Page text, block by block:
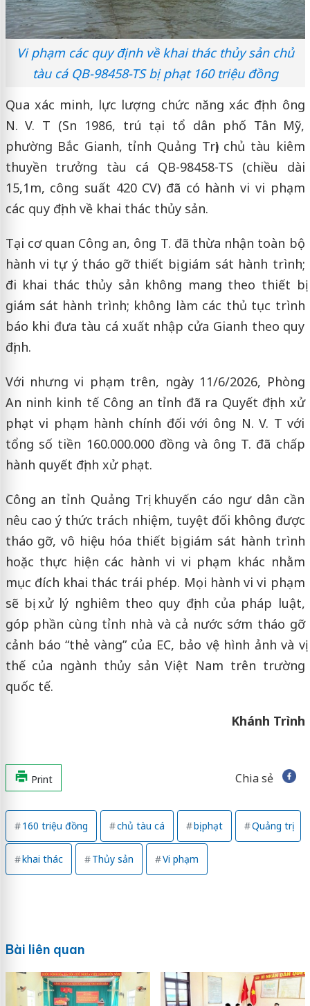
Vi phạm các quy định về khai thác thủy sản chủ
tàu cá QB-98458-TS bị phạt 160 triệu đồng
Qua xác minh, lực lượng chức năng xác định ông
N. V. T (Sn 1986, trú tại tổ dân phố Tân Mỹ,
phường Bắc Gianh, tỉnh Quảng Trị) chủ tàu kiêm
thuyền trưởng tàu cá QB-98458-TS (chiều dài
15,1m, công suất 420 CV) đã có hành vi vi phạm
các quy định về khai thác thủy sản.
Tại cơ quan Công an, ông T. đã thừa nhận toàn bộ
hành vi tự ý tháo gỡ thiết bị giám sát hành trình;
đi khai thác thủy sản không mang theo thiết bị
giám sát hành trình; không làm các thủ tục trình
báo khi đưa tàu cá xuất nhập cửa Gianh theo quy
định.
Với nhưng vi phạm trên, ngày 11/6/2026, Phòng
An ninh kinh tế Công an tỉnh đã ra Quyết định xử
phạt vi phạm hành chính đối với ông N. V. T với
tổng số tiền 160.000.000 đồng và ông T. đã chấp
hành quyết định xử phạt.
Công an tỉnh Quảng Trị khuyến cáo ngư dân cần
nêu cao ý thức trách nhiệm, tuyệt đối không được
tháo gỡ, vô hiệu hóa thiết bị giám sát hành trình
hoặc thực hiện các hành vi vi phạm khác nhằm
mục đích khai thác trái phép. Mọi hành vi vi phạm
sẽ bị xử lý nghiêm theo quy định của pháp luật,
góp phần cùng tỉnh nhà và cả nước sớm tháo gỡ
cảnh báo “thẻ vàng” của EC, bảo vệ hình ảnh và vị
thế của ngành thủy sản Việt Nam trên trường
quốc tế.
Khánh Trình
Print Chia sẻ
160 triệu đồng chủ tàu cá bị phạt Quảng trị
khai thác Thủy sản Vi phạm
Bài liên quan